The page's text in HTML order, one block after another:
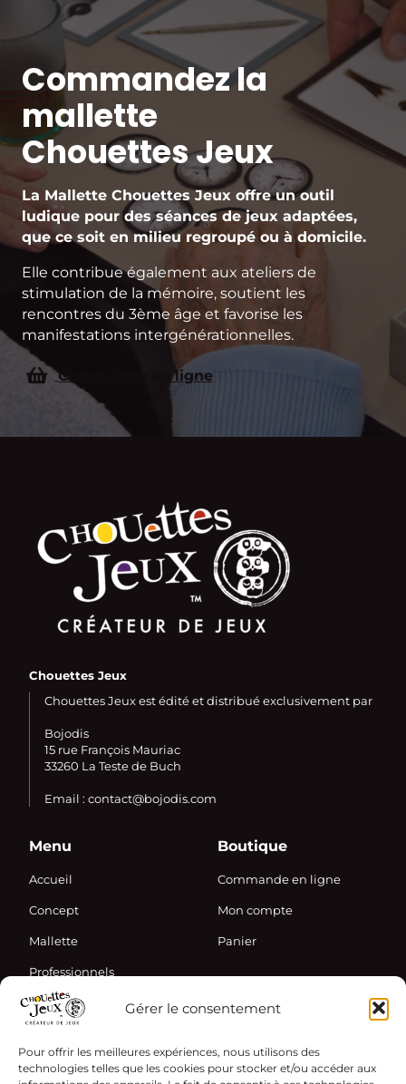
Gérer le consentement
Pour offrir les meilleures expériences, nous utilisons des
technologies telles que les cookies pour stocker et/ou accéder aux
Commandez la
mallette
Chouettes Jeux
La Mallette Chouettes Jeux offre un outil
ludique pour des séances de jeux adaptées,
que ce soit en milieu regroupé ou à domicile.
Elle contribue également aux ateliers de
stimulation de la mémoire, soutient les
rencontres du 3ème âge et favorise les
manifestations intergénérationnelles.
Commande en ligne
Chouettes Jeux
Chouettes Jeux est édité et distribué exclusivement par
Bojodis
15 rue François Mauriac
33260 La Teste de Buch
Email : contact@bojodis.com
Menu
Accueil
Concept
Mallette
Professionnels
Boutique
Commande en ligne
Mon compte
Panier
Informations
Actualités